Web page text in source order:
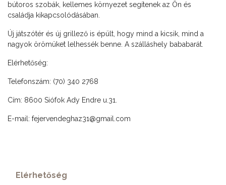
bútoros szobák, kellemes környezet segítenek az Ön és
családja kikapcsolódásában.
Új játszótér és új grillező is épült, hogy mind a kicsik, mind a
nagyok örömüket lelhessék benne. A szálláshely bababarát.
Elérhetőség:
Telefonszám: (70) 340 2768
Cím: 8600 Siófok Ady Endre u.31.
E-mail: fejervendeghaz31@gmail.com
Elérhetőség